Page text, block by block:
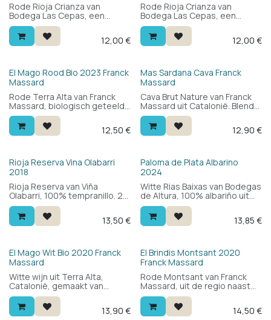
Rode Rioja Crianza van
Bodega Las Cepas, een
biologisch familiebedrijf in
Uruñuela. Blend van graciano,
garnacha en tempranillo: vol
Ideaal bij vlees, pasta en
barbecue.
12,00 €
Rode Rioja Crianza van
Bodega Las Cepas, een
biologisch familiebedrijf in
Uruñuela. Blend van graciano,
garnacha en tempranillo: vol
Ideaal bij vlees, pasta en
barbecue.
12,00 €
Bio
El Mago Rood Bio 2023 Franck
Massard
Rode Terra Alta van Franck
Massard, biologisch geteeld
in Catalonië. 100% grenache:
licht en aangenaam met rood
fruit, kruiden en een frisse
finesse.
12,50 €
Mas Sardana Cava Franck
Massard
Cava Brut Nature van Franck
Massard uit Catalonië. Blend
van xarel·lo, macabeo en
parellada: droog, fris en
zuiver met citrus, appel en
tapas en vis tot wit vlees en
kaas.
12,90 €
Rioja Reserva Vina Olabarri
2018
Rioja Reserva van Viña
Olabarri, 100% tempranillo. 24
maanden op eikenhout en 12
maanden op fles: mooi fruit,
soepel en complex met een
Veel wijn voor je geld.
13,50 €
Paloma de Plata Albarino
2024
Witte Rias Baixas van Bodegas
de Altura, 100% albariño uit
het hart van de Val do Salnés.
Fris en aromatisch met perzik,
peer, citrus en een minerale,
zeevruchten en salades.
13,85 €
Bio
El Mago Wit Bio 2020 Franck
Massard
Witte wijn uit Terra Alta,
Catalonië, gemaakt van
biologische Garnacha Blanca.
Fris en rond met wit fruit, een
minerale toets en een lichte
13,90 €
El Brindis Montsant 2020
Franck Massard
Rode Montsant van Franck
Massard, uit de regio naast
het beroemde Priorat in
Catalonië. Blend van carignan
en grenache van oude 14,50 €